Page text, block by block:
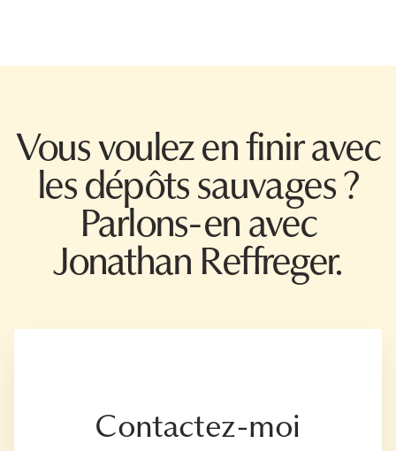
Vous voulez en finir avec
les dépôts sauvages ?
Parlons-en avec
Jonathan Reffreger.
Contactez-moi